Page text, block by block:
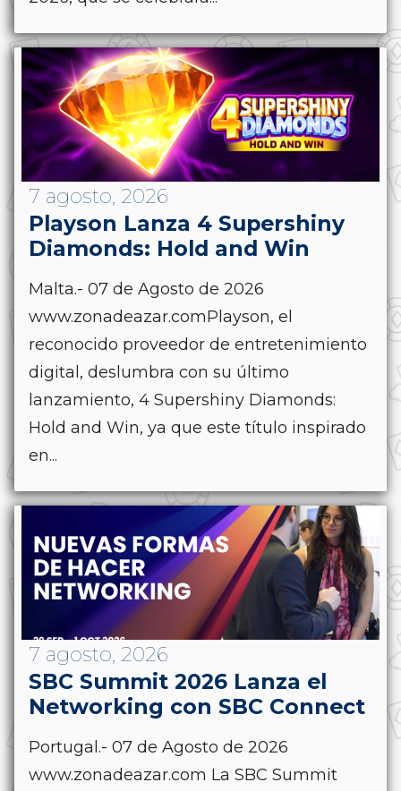
7 agosto, 2026
Playson Lanza 4 Supershiny
Diamonds: Hold and Win
Malta.- 07 de Agosto de 2026
www.zonadeazar.comPlayson, el
reconocido proveedor de entretenimiento
digital, deslumbra con su último
lanzamiento, 4 Supershiny Diamonds:
Hold and Win, ya que este título inspirado
en...
7 agosto, 2026
SBC Summit 2026 Lanza el
Networking con SBC Connect
Portugal.- 07 de Agosto de 2026
www.zonadeazar.com La SBC Summit